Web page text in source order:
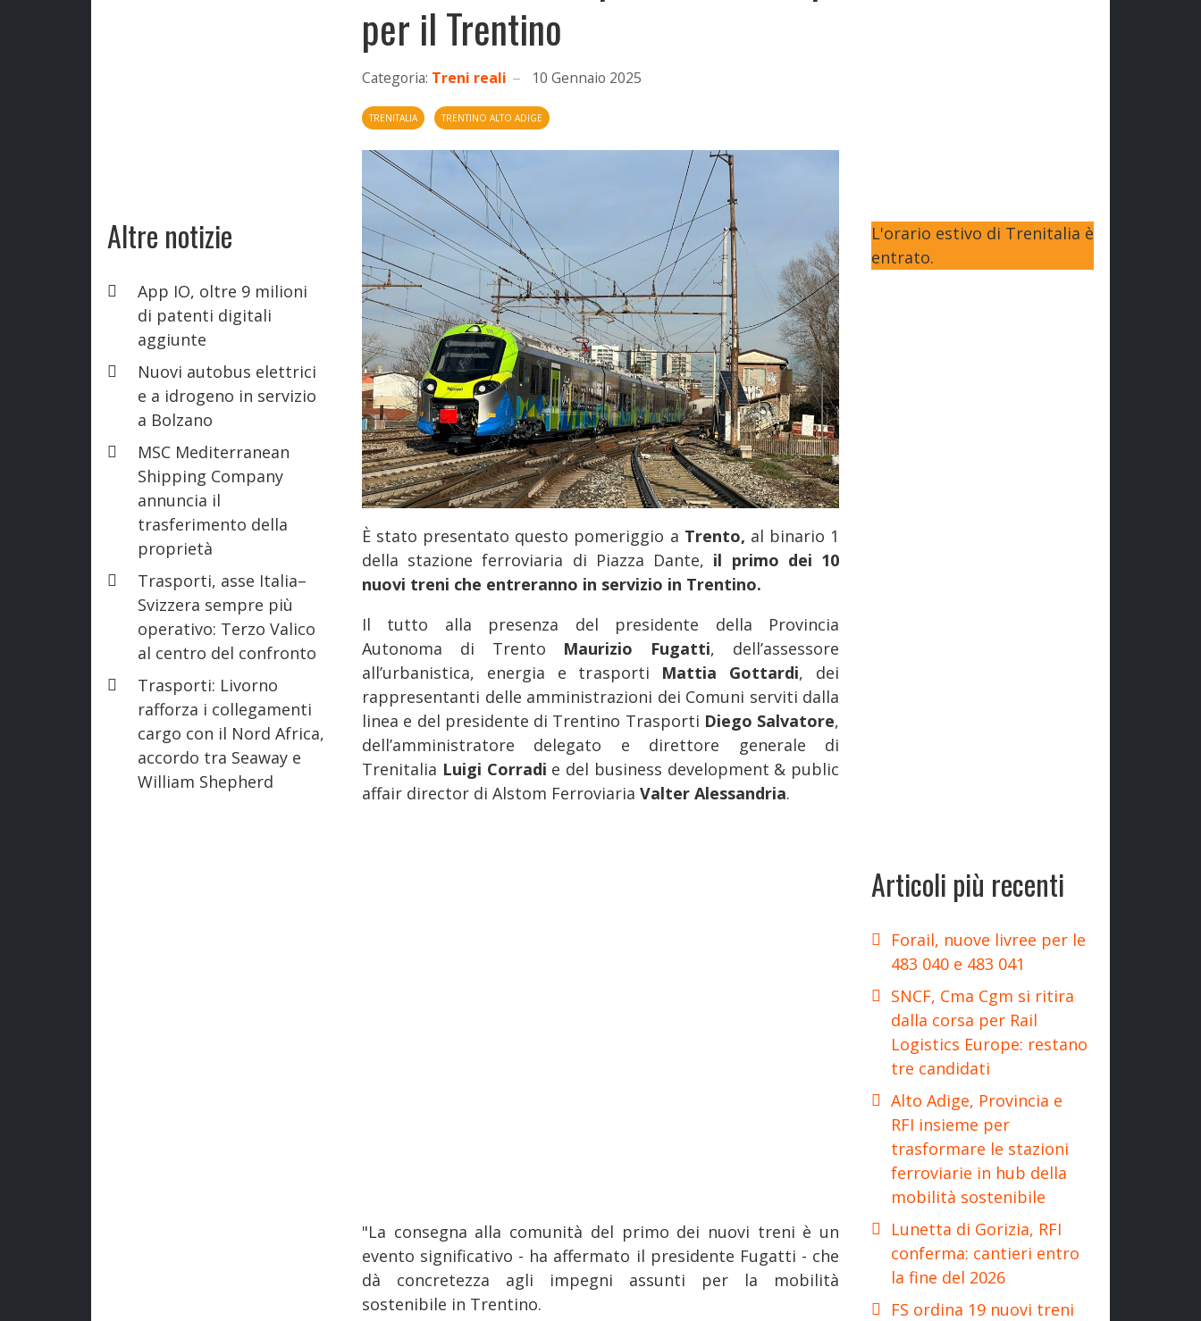
Altre notizie
App IO, oltre 9 milioni
di patenti digitali
aggiunte
Nuovi autobus elettrici
e a idrogeno in servizio
a Bolzano
MSC Mediterranean
Shipping Company
annuncia il
trasferimento della
proprietà
Trasporti, asse Italia–
Svizzera sempre più
operativo: Terzo Valico
al centro del confronto
Trasporti: Livorno
rafforza i collegamenti
cargo con il Nord Africa,
accordo tra Seaway e
William Shepherd
per il Trentino
Categoria: Treni reali 10 Gennaio 2025
TRENITALIA TRENTINO ALTO ADIGE
È stato presentato questo pomeriggio a Trento, al binario 1
della stazione ferroviaria di Piazza Dante, il primo dei 10
nuovi treni che entreranno in servizio in Trentino.
Il tutto alla presenza del presidente della Provincia
Autonoma di Trento Maurizio Fugatti, dell’assessore
all’urbanistica, energia e trasporti Mattia Gottardi, dei
rappresentanti delle amministrazioni dei Comuni serviti dalla
linea e del presidente di Trentino Trasporti Diego Salvatore,
dell’amministratore delegato e direttore generale di
Trenitalia Luigi Corradi e del business development & public
affair director di Alstom Ferroviaria Valter Alessandria.
"La consegna alla comunità del primo dei nuovi treni è un
evento significativo - ha affermato il presidente Fugatti - che
dà concretezza agli impegni assunti per la mobilità
sostenibile in Trentino.
L'orario estivo di Trenitalia è
entrato.
Articoli più recenti
Forail, nuove livree per le
483 040 e 483 041
SNCF, Cma Cgm si ritira
dalla corsa per Rail
Logistics Europe: restano
tre candidati
Alto Adige, Provincia e
RFI insieme per
trasformare le stazioni
ferroviarie in hub della
mobilità sostenibile
Lunetta di Gorizia, RFI
conferma: cantieri entro
la fine del 2026
FS ordina 19 nuovi treni